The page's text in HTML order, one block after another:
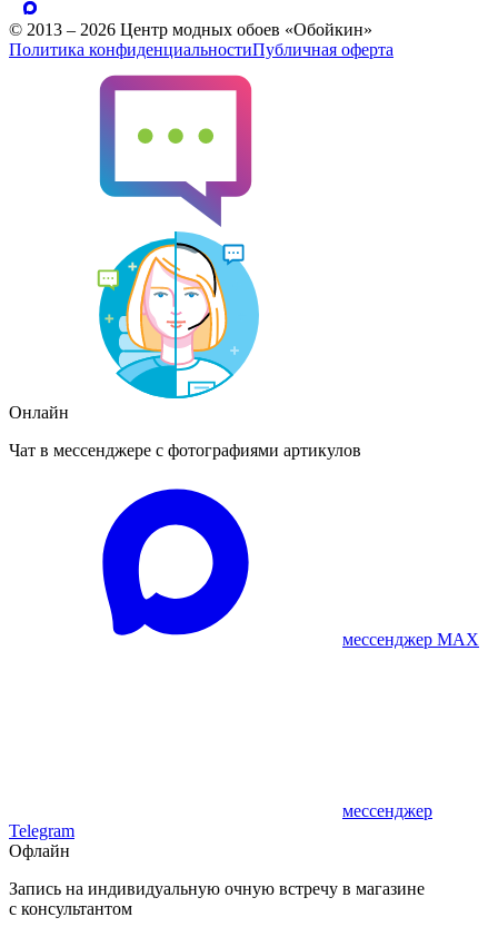
© 2013 – 2026 Центр модных обоев «Обойкин»
Политика конфиденциальностиПубличная оферта
Онлайн
Чат в мессенджере с фотографиями артикулов
мессенджер MAX
мессенджер
Telegram
Офлайн
Запись на индивидуальную очную встречу в магазине
с консультантом